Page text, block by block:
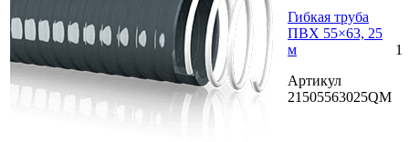
Гибкая труба
ПВХ 55×63, 25
м
Артикул
21505563025QM
1